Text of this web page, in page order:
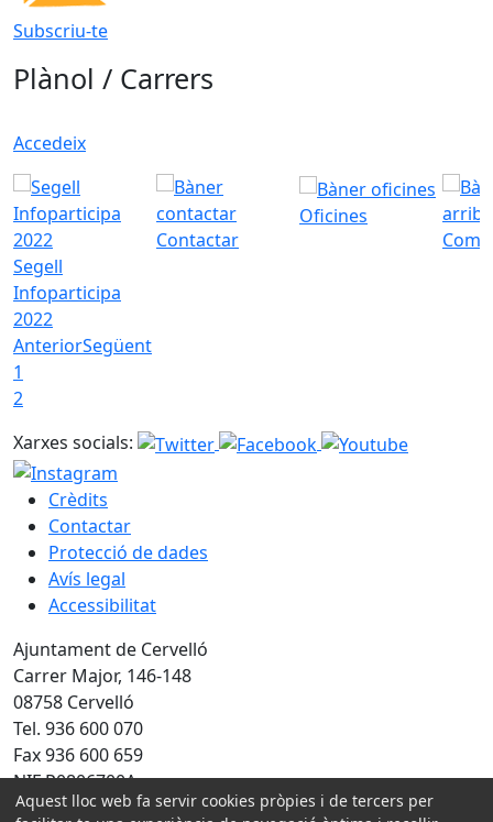
Subscriu-te
Plànol / Carrers
Accedeix
Segell
Infoparticipa
2022
Contactar
Oficines
Com
AnteriorSegüent
1
2
Xarxes socials:
Crèdits
Contactar
Protecció de dades
Avís legal
Accessibilitat
Ajuntament de Cervelló
Carrer Major, 146-148
08758 Cervelló
Tel. 936 600 070
Fax 936 600 659
NIF P0806700A
Aquest lloc web fa servir cookies pròpies i de tercers per